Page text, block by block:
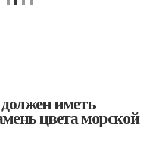
иметь
цвета морской